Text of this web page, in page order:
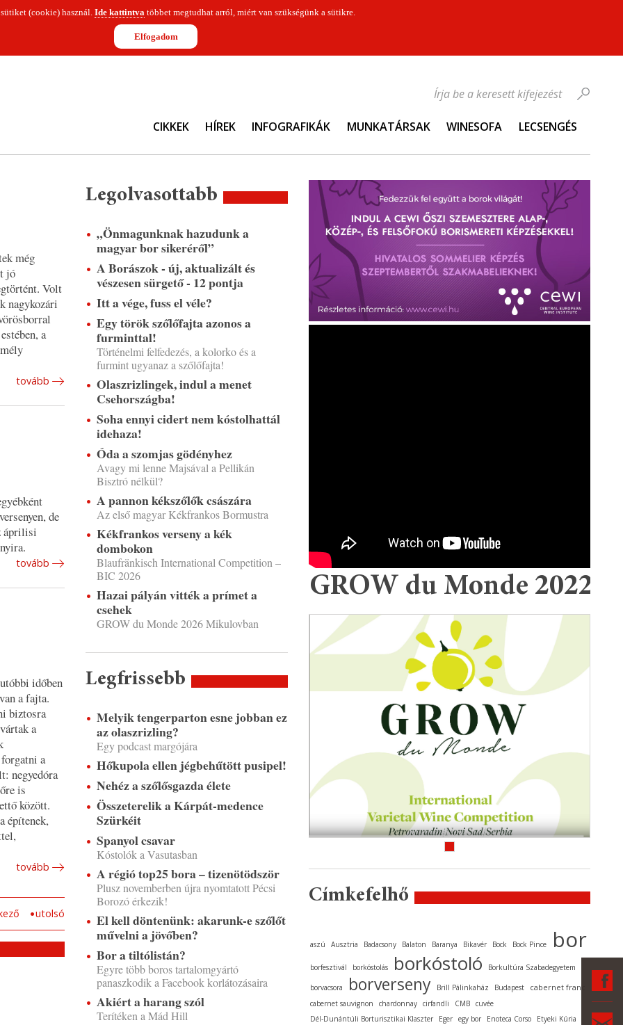
(cookie) használ.Ide kattintvatöbbet megtudhat arról, miért van szükségünk a sütikre.
Elfogadom
CIKKEK HÍREK INFOGRAFIKÁK MUNKATÁRSAK WINESOFA LECSENGÉS
Írja be a keresett kifejezést
még
jó
Volt
nagykozári
a
tovább
de
áprilisi
tovább
időben
a fajta.
biztosra
a
a
negyedóra
is
között.
építenek,
tovább
utolsó
Legolvasottabb
„Önmagunknak hazudunk a
magyar bor sikeréről”
A Borászok - új, aktualizált és
vészesen sürgető - 12 pontja
Itt a vége, fuss el véle?
Egy török szőlőfajta azonos a
furminttal!
Történelmi felfedezés, a kolorko és a
furmint ugyanaz a szőlőfajta!
Olaszrizlingek, indul a menet
Csehországba!
Soha ennyi cidert nem kóstolhattál
idehaza!
Óda a szomjas gödényhez
Avagy mi lenne Majsával a Pellikán
Bisztró nélkül?
A pannon kékszőlők császára
Az első magyar Kékfrankos Bormustra
Kékfrankos verseny a kék
dombokon
Blaufränkisch International Competition –
BIC 2026
Hazai pályán vitték a prímet a
csehek
GROW du Monde 2026 Mikulovban
Legfrissebb
Melyik tengerparton esne jobban ez
az olaszrizling?
Egy podcast margójára
Hőkupola ellen jégbehűtött pusipel!
Nehéz a szőlősgazda élete
Összeterelik a Kárpát-medence
Szürkéit
Spanyol csavar
Kóstolók a Vasutasban
A régió top25 bora – tizenötödször
Plusz novemberben újra nyomtatott Pécsi
Borozó érkezik!
El kell döntenünk: akarunk-e szőlőt
művelni a jövőben?
Bor a tiltólistán?
Egyre több boros tartalomgyártó
panaszkodik a Facebook korlátozásaira
Akiért a harang szól
Terítéken a Mád Hill
GROW du Monde 2022
Címkefelhő
aszú Ausztria Badacsony Balaton Baranya Bikavér Bock Bock Pince bor
borfesztivál borkóstolás borkóstoló Borkultúra Szabadegyetem
borvacsora borverseny Brill Pálinkaház Budapest cabernet franc
cabernet sauvignon chardonnay cirfandli CMB cuvée
Dél-Dunántúli Borturisztikai Klaszter
Eger egy bor Enoteca Corso
Etyeki Kúria